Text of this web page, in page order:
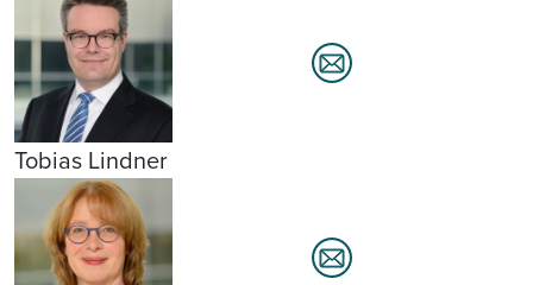
Tobias Lindner